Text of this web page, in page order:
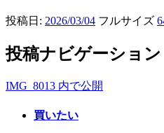
投稿日: 2026/03/04 フルサイズ
投稿ナビゲーション
IMG_8013 内で公開
買いたい